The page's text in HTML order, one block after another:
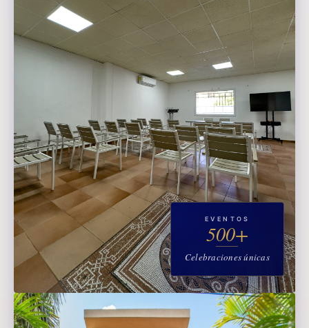
EVENTOS
500+
Celebraciones únicas